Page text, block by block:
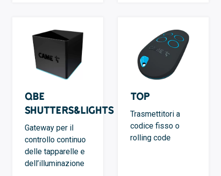
QBE
Shutters&Lights
Gateway per il
controllo continuo
delle tapparelle e
dell’illuminazione
TOP
Trasmettitori a
codice fisso o
rolling code